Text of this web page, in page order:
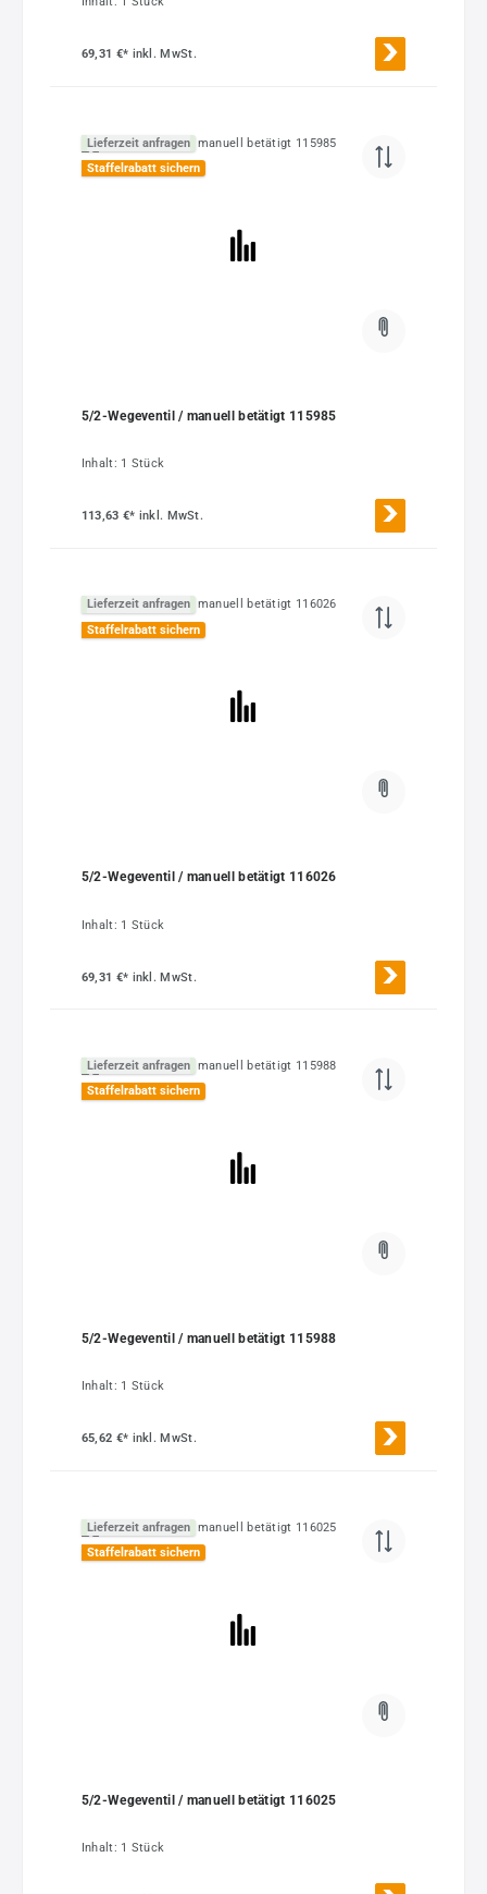
69,31 €* inkl. MwSt.
Lieferzeit anfragen
Staffelrabatt sichern
5/2-Wegeventil / manuell betätigt 115985
Inhalt: 1 Stück
113,63 €* inkl. MwSt.
Lieferzeit anfragen
Staffelrabatt sichern
5/2-Wegeventil / manuell betätigt 116026
Inhalt: 1 Stück
69,31 €* inkl. MwSt.
Lieferzeit anfragen
Staffelrabatt sichern
5/2-Wegeventil / manuell betätigt 115988
Inhalt: 1 Stück
65,62 €* inkl. MwSt.
Lieferzeit anfragen
Staffelrabatt sichern
5/2-Wegeventil / manuell betätigt 116025
Inhalt: 1 Stück